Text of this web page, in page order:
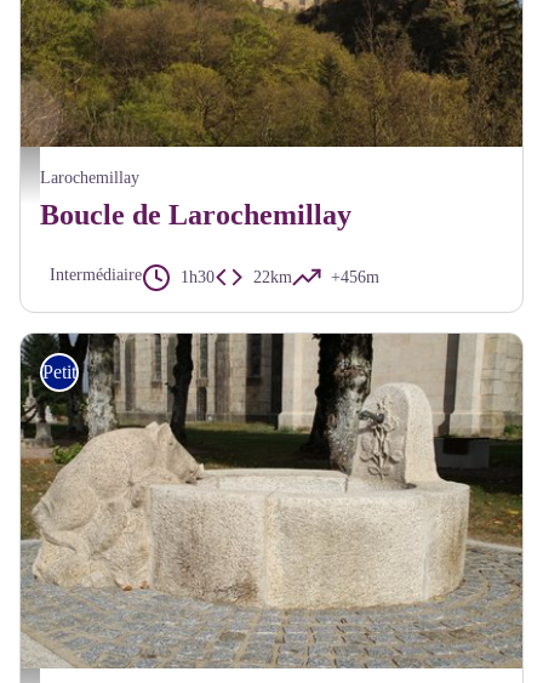
Chateau de Larochemillay - Alain Millot Parc du Morvan
Larochemillay
Boucle de Larochemillay
Intermédiaire 1h30 22km +456m
Petite Randonnée